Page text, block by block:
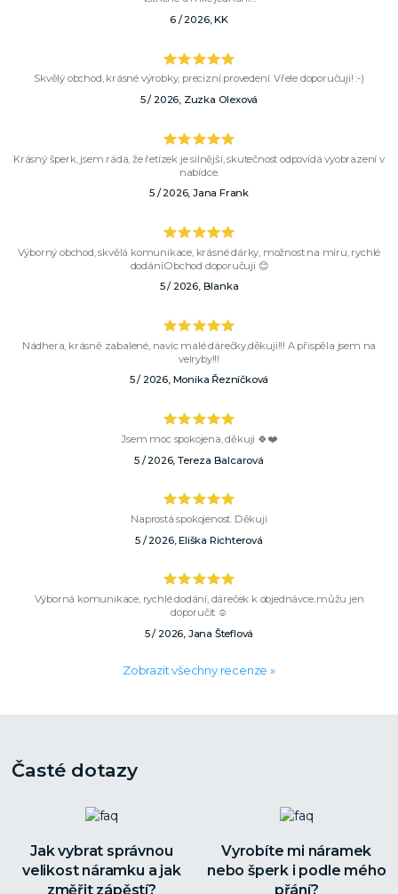
6 / 2026, KK
Skvělý obchod, krásné výrobky, precizní provedení. Vřele doporučuji! :-)
5 / 2026, Zuzka Olexová
Krásný šperk, jsem ráda, že řetízek je silnější, skutečnost odpovídá vyobrazení v
nabídce.
5 / 2026, Jana Frank
Výborný obchod, skvělá komunikace, krásné dárky, možnost na míru, rychlé
dodání.Obchod doporučuji 😊
5 / 2026, Blanka
Nádhera, krásně zabalené, navíc malé dárečky,děkuji!!! A přispěla jsem na
velryby!!!
5 / 2026, Monika Řezníčková
Jsem moc spokojena, děkuji 🍀❤️
5 / 2026, Tereza Balcarová
Naprostá spokojenost. Děkuji
5 / 2026, Eliška Richterová
Výborná komunikace, rychlé dodání, dáreček k objednávce..můžu jen
doporučit ☺️
5 / 2026, Jana Šteflová
Zobrazit všechny recenze »
Časté dotazy
Jak vybrat správnou
velikost náramku a jak
změřit zápěstí?
Vyrobíte mi náramek
nebo šperk i podle mého
přání?